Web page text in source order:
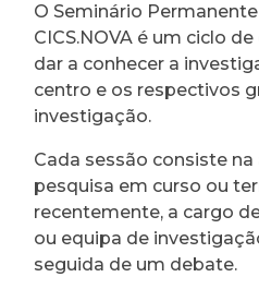
O Seminário
CICS.NOVA é um ciclo
dar a conhecer a
centro e os respectivos
investigação.
Cada sessão consiste
pesquisa em curso ou
recentemente, a cargo
ou equipa de
seguida de um debate.